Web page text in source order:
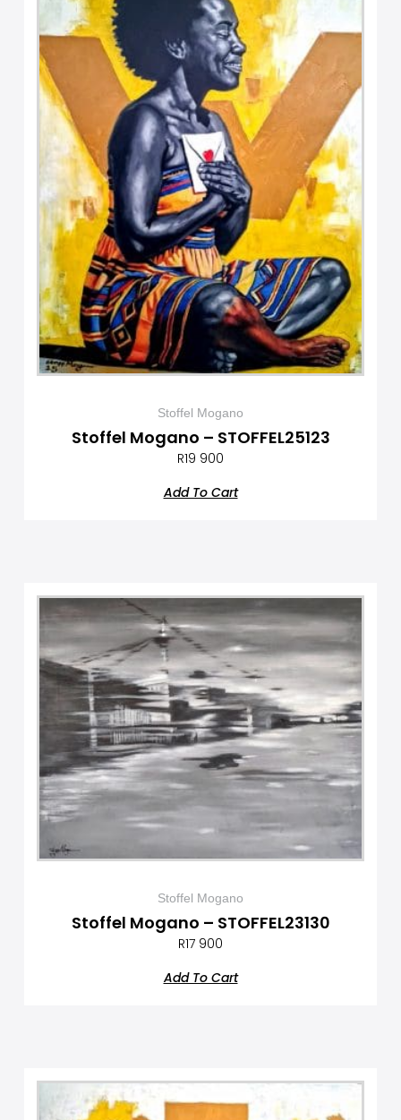
Stoffel Mogano
Stoffel Mogano – STOFFEL25123
R19 900
Add To Cart
Stoffel Mogano
Stoffel Mogano – STOFFEL23130
R17 900
Add To Cart